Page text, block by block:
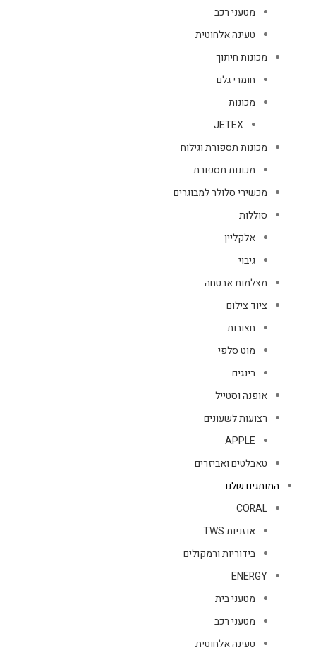
מטעני רכב
טעינה אלחוטית
מכונות חיתוך
חומרי גלם
מכונות
JETEX
מכונות תספורת וגילוח
מכונות תספורת
מכשירי סלולר למבוגרים
סוללות
אלקליין
גיבוי
מצלמות אבטחה
ציוד צילום
חצובות
מוט סלפי
רינגים
אופנה וסטייל
רצועות לשעונים
APPLE
טאבלטים ואביזרים
המותגים שלנו
CORAL
אוזניות TWS
בידוריות ורמקולים
ENERGY
מטעני בית
מטעני רכב
טעינה אלחוטית